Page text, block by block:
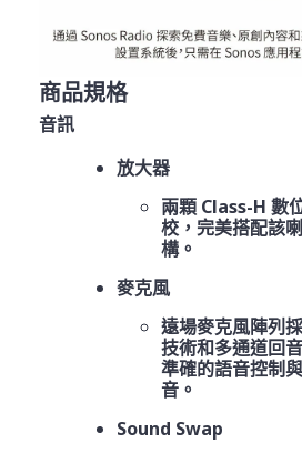
商品規格
音訊
放大器
兩顆 Class-H 數
校，完美搭配該
構。
麥克風
遠場麥克風陣列
技術和多通道回
準確的語音控制
音。
Sound Swap